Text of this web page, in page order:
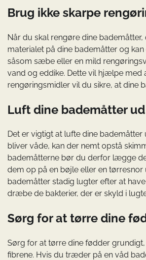
Brug ikke skarpe
Når du skal rengøre dine
materialet på dine bademåtter og
såsom sæbe eller en mild
vand og eddike. Dette vil hjælpe med
rengøringsmidler vil du sikre, at dine
Luft dine bademåtter ud
Det er vigtigt at lufte dine
bliver våde, kan der nemt opstå
bademåtterne bør du derfor lægge
dem op på en bøjle eller en
bademåtter stadig lugter efter at
dræbe de bakterier, der er skyld i
Sørg for at tørre dine
Sørg for at tørre dine fødder
fibrene. Hvis du træder på en våd